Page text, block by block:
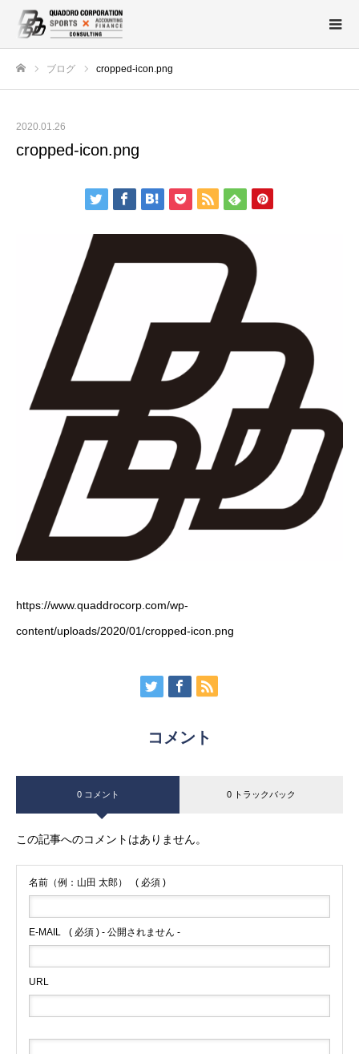
ブログ cropped-icon.png
2020.01.26
cropped-icon.png
https://www.quaddrocorp.com/wp-
content/uploads/2020/01/cropped-icon.png
コメント
0 コメント 0 トラックバック
この記事へのコメントはありません。
名前（例：山田 太郎） ( 必須 )
E-MAIL ( 必須 ) - 公開されません -
URL